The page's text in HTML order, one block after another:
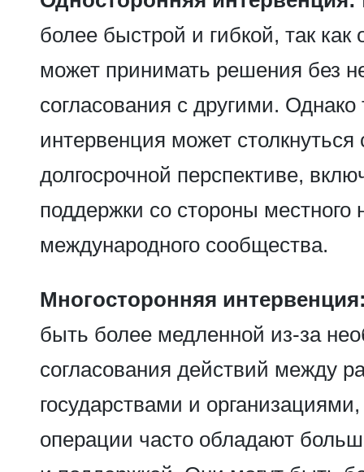
более быстрой и гибкой, так как
может принимать решения без
согласования с другими. Однако
интервенция может
долгосрочной перспективе,
поддержки со стороны местного
международного сообщества.
Многосторонняя
быть более медленной из-за
согласования действий между
государствами и
операции часто обладают